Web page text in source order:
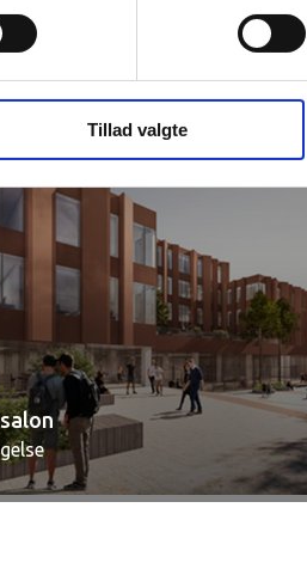
Tillad valgte